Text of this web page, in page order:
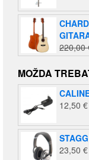
220,00
MOŽDA
12,50 €
23,50 €